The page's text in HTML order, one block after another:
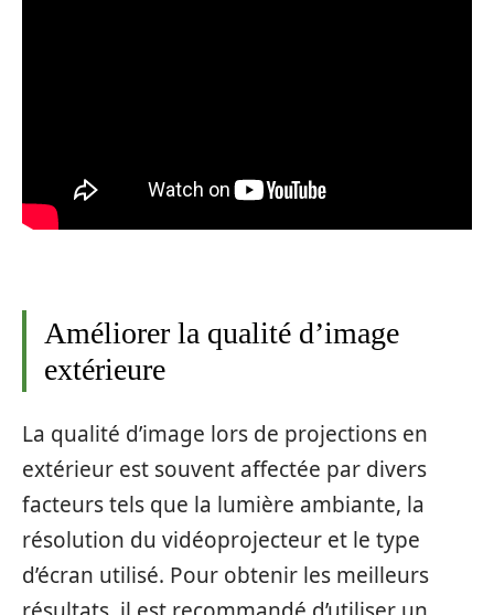
Améliorer la qualité d’image
extérieure
La qualité d’image lors de projections en
extérieur est souvent affectée par divers
facteurs tels que la lumière ambiante, la
résolution du vidéoprojecteur et le type
d’écran utilisé. Pour obtenir les meilleurs